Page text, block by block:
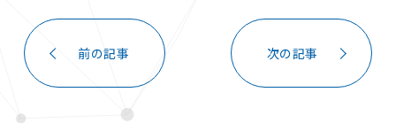
前の記事 次の記事